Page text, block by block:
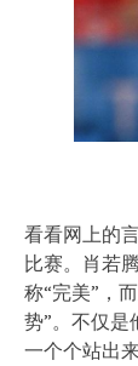
看看网上的
比赛。肖若
称“完美”，
势”。不仅是
一个个站出